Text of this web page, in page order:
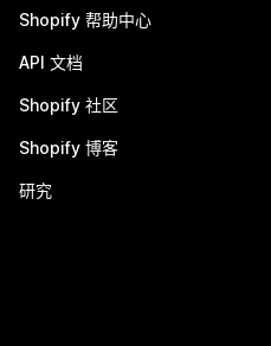
Shopify 帮助中心
API 文档
Shopify 社区
Shopify 博客
研究